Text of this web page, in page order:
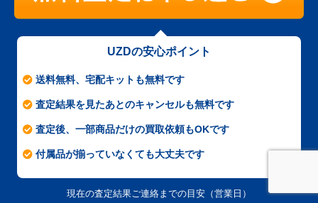
UZDの安心ポイント
送料無料、宅配キットも無料です
査定結果を見たあとのキャンセルも無料です
査定後、一部商品だけの買取依頼もOKです
付属品が揃っていなくても大丈夫です
現在の査定結果ご連絡までの目安（営業日）